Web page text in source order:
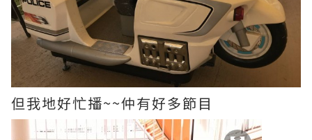
但我地好忙播~~仲有好多節目